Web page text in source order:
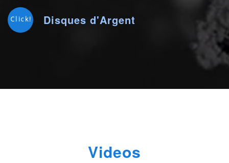
Click! Disques d'Argent
Videos